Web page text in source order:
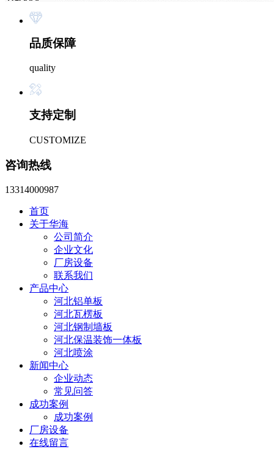
品质保障
quality
支持定制
CUSTOMIZE
咨询热线
13314000987
首页
关于华海
公司简介
企业文化
厂房设备
联系我们
产品中心
河北铝单板
河北瓦楞板
河北钢制墙板
河北保温装饰一体板
河北喷涂
新闻中心
企业动态
常见问答
成功案例
成功案例
厂房设备
在线留言